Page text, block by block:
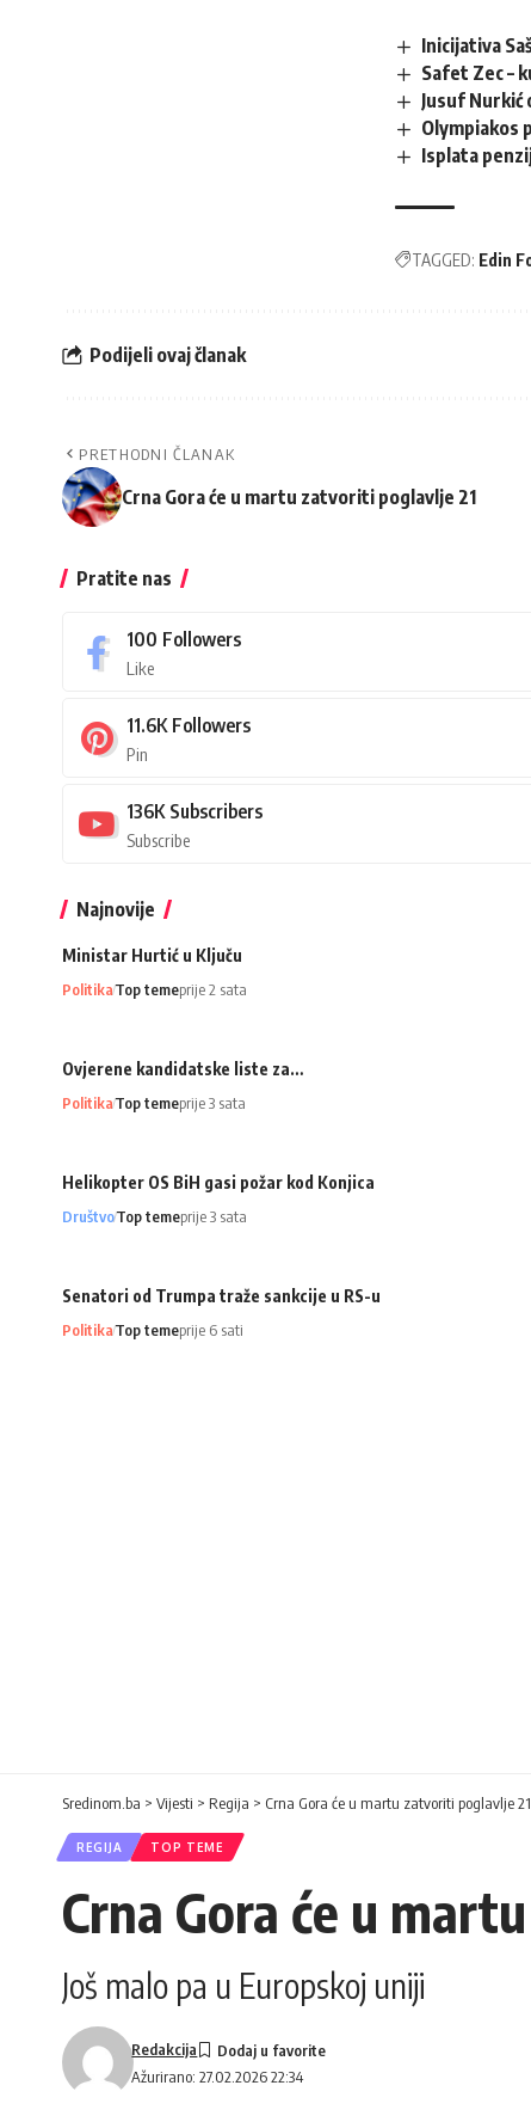
Inicijativa
Safet Zec –
Jusuf Nurkić
Olympiakos
Isplata
TAGGED: Edin
Podijeli ovaj članak
PRETHODNI ČLANAK
Crna Gora će u martu zatvoriti poglavlje 21
Pratite nas
100 Followers
Like
11.6K Followers
Pin
136K Subscribers
Subscribe
Najnovije
Ministar Hurtić u Ključu
PolitikaTop temeprije 2 sata
Ovjerene kandidatske liste za…
PolitikaTop temeprije 3 sata
Helikopter OS BiH gasi požar kod Konjica
DruštvoTop temeprije 3 sata
Senatori od Trumpa traže sankcije u RS-u
PolitikaTop temeprije 6 sati
Sredinom.ba > Vijesti > Regija > Crna Gora će u martu zatvoriti poglavlje 21
REGIJA TOP TEME
Crna Gora će u
Još malo pa u Europskoj uniji
Ažurirano: 27.02.2026 22:34
Redakcija